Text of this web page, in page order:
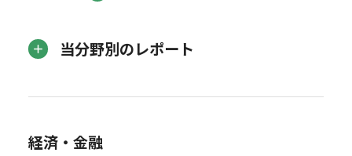
当分野別のレポート
経済・金融